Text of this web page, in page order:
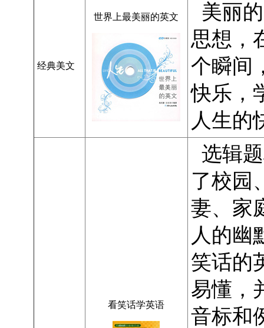
经典美文
世界上最美丽的英文
美丽
思想，
个瞬间
快乐，
人生的
看笑话学英语
选辑
了校园
妻、家
人的幽
笑话的
易懂，
音标和